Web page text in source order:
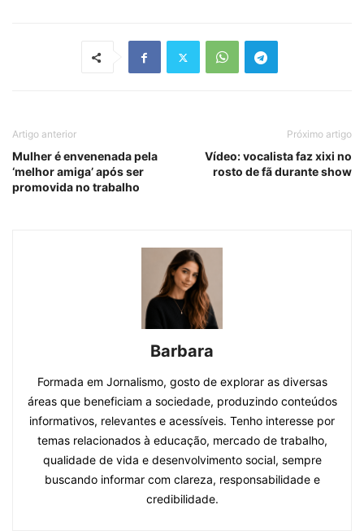
Artigo anterior
Mulher é envenenada pela
‘melhor amiga’ após ser
promovida no trabalho
Próximo artigo
Vídeo: vocalista faz xixi no
rosto de fã durante show
Barbara
Formada em Jornalismo, gosto de explorar as diversas
áreas que beneficiam a sociedade, produzindo conteúdos
informativos, relevantes e acessíveis. Tenho interesse por
temas relacionados à educação, mercado de trabalho,
qualidade de vida e desenvolvimento social, sempre
buscando informar com clareza, responsabilidade e
credibilidade.